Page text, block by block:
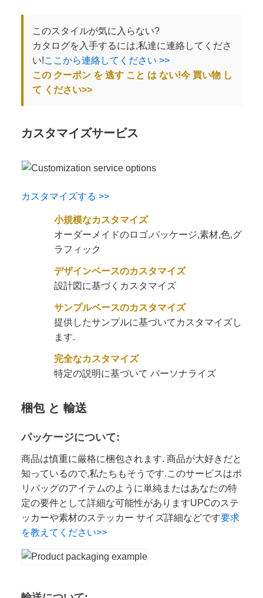
このスタイルが気に入らない?
カタログを入手するには,私達に連絡してくださ
い!ここから連絡してください >>
この クーポン を 逃す こと は ない!今 買い物 し
て ください>>
カスタマイズサービス
カスタマイズする >>
小規模なカスタマイズ
オーダーメイドのロゴ,パッケージ,素材,色,グ
ラフィック
デザインベースのカスタマイズ
設計図に基づくカスタマイズ
サンプルベースのカスタマイズ
提供したサンプルに基づいてカスタマイズし
ます.
完全なカスタマイズ
特定の説明に基づいて パーソナライズ
梱包 と 輸送
パッケージについて:
商品は慎重に厳格に梱包されます. 商品が大好きだと
知っているので,私たちもそうです.このサービスはポ
リバッグのアイテムのように単純またはあなたの特
定の要件として詳細な可能性がありますUPCのステ
ッカーや素材のステッカー サイズ詳細などです要求
を教えてください>>